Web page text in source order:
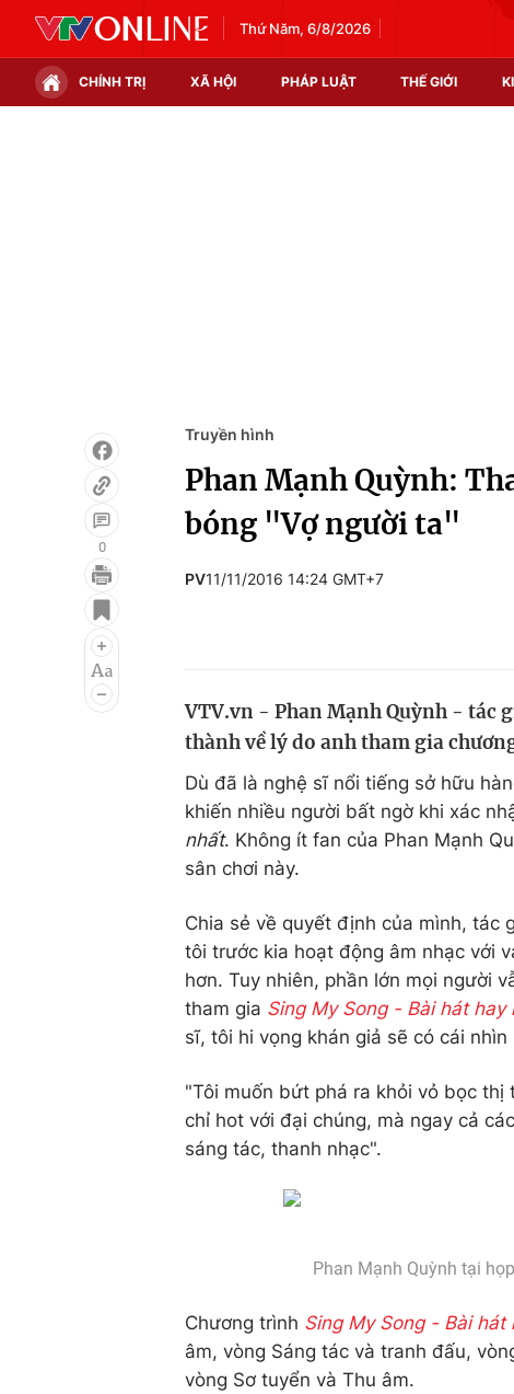
Thứ Năm, 6/8/2026
CHÍNH TRỊ XÃ HỘI PHÁP LUẬT THẾ GIỚI
Điện ảnh
Âm nhạc
Chất lượng cuộc sống
0
Truyền hình
Phan Mạnh Quỳnh:
bóng "Vợ người ta"
PV11/11/2016 14:24 GMT+7
VTV.vn - Phan Mạnh Quỳnh - tác
thành về lý do anh tham gia
Dù đã là nghệ sĩ nổi tiếng sở hữu
khiến nhiều người bất ngờ khi xác
nhất. Không ít fan của Phan Mạnh
sân chơi này.
Chia sẻ về quyết định của mình, tác
tôi trước kia hoạt động âm nhạc với
hơn. Tuy nhiên, phần lớn mọi người
tham gia Sing My Song - Bài hát hay
sĩ, tôi hi vọng khán giả sẽ có cái nhìn
"Tôi muốn bứt phá ra khỏi vỏ bọc thị
chỉ hot với đại chúng, mà ngay cả
sáng tác, thanh nhạc".
Phan Mạnh Quỳnh tại
Chương trình Sing My Song - Bài hát
âm, vòng Sáng tác và tranh đấu,
vòng Sơ tuyển và Thu âm.